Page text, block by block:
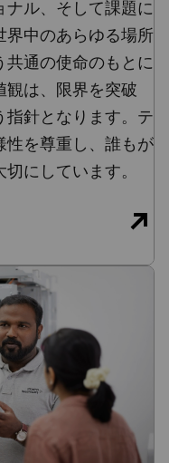
ル、そして課題に
界中のあらゆる場所
共通の使命のもとに
観は、限界を突破
指針となります。テ
性を尊重し、誰もが
にしています。